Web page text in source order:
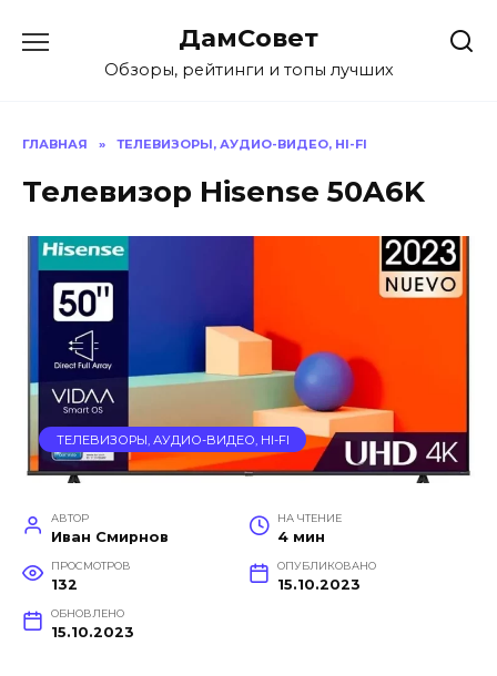
содержанию
ДамСовет
Обзоры, рейтинги и топы лучших
ГЛАВНАЯ » ТЕЛЕВИЗОРЫ, АУДИО-ВИДЕО, HI-FI
Телевизор Hisense 50A6K
ТЕЛЕВИЗОРЫ, АУДИО-ВИДЕО, HI-FI
АВТОР
Иван Смирнов
НА ЧТЕНИЕ
4 мин
ПРОСМОТРОВ
132
ОПУБЛИКОВАНО
15.10.2023
ОБНОВЛЕНО
15.10.2023